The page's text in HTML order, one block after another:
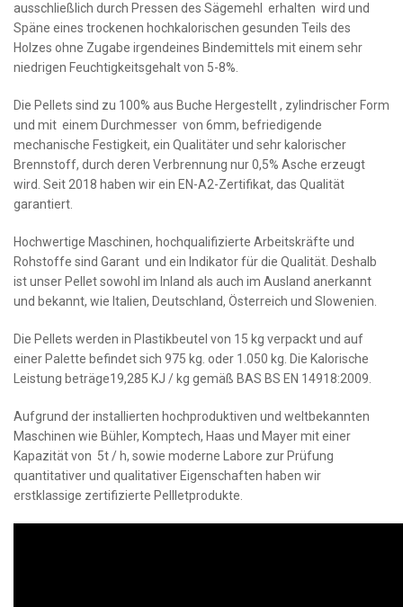
ausschließlich durch Pressen des Sägemehl erhalten wird und
Späne eines trockenen hochkalorischen gesunden Teils des
Holzes ohne Zugabe irgendeines Bindemittels mit einem sehr
niedrigen Feuchtigkeitsgehalt von 5-8%.
Die Pellets sind zu 100% aus Buche Hergestellt , zylindrischer Form
und mit einem Durchmesser von 6mm, befriedigende
mechanische Festigkeit, ein Qualitäter und sehr kalorischer
Brennstoff, durch deren Verbrennung nur 0,5% Asche erzeugt
wird. Seit 2018 haben wir ein EN-A2-Zertifikat, das Qualität
garantiert.
Hochwertige Maschinen, hochqualifizierte Arbeitskräfte und
Rohstoffe sind Garant und ein Indikator für die Qualität. Deshalb
ist unser Pellet sowohl im Inland als auch im Ausland anerkannt
und bekannt, wie Italien, Deutschland, Österreich und Slowenien.
Die Pellets werden in Plastikbeutel von 15 kg verpackt und auf
einer Palette befindet sich 975 kg. oder 1.050 kg. Die Kalorische
Leistung beträge19,285 KJ / kg gemäß BAS BS EN 14918:2009.
Aufgrund der installierten hochproduktiven und weltbekannten
Maschinen wie Bühler, Komptech, Haas und Mayer mit einer
Kapazität von 5t / h, sowie moderne Labore zur Prüfung
quantitativer und qualitativer Eigenschaften haben wir
erstklassige zertifizierte Pellletprodukte.